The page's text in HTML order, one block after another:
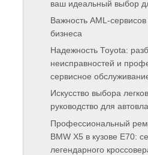
ваш идеальный выбор
Важность AML-
бизнеса
Надежность Toyota:
неисправностей и
сервисное
Искусство выбора
руководство для
Профессиональный
BMW X5 в кузове E70:
легендарного